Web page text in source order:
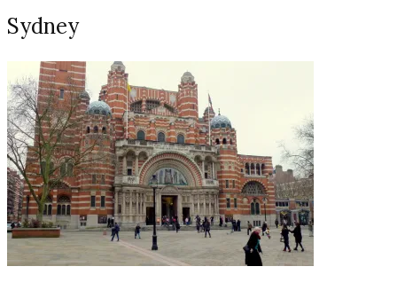
Sydney